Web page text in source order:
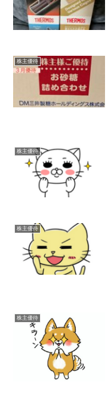
株主優待
株主優待
株主優待
株主優待